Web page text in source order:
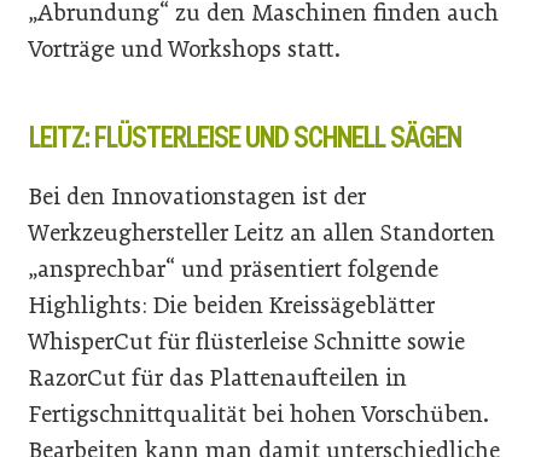
„Abrundung“ zu den Maschinen finden auch
Vorträge und Workshops statt.
LEITZ: FLÜSTERLEISE UND SCHNELL SÄGEN
Bei den Innovationstagen ist der
Werkzeughersteller Leitz an allen Standorten
„ansprechbar“ und präsentiert folgende
Highlights: Die beiden Kreissägeblätter
WhisperCut für flüsterleise Schnitte sowie
RazorCut für das Plattenaufteilen in
Fertigschnittqualität bei hohen Vorschüben.
Bearbeiten kann man damit unterschiedliche